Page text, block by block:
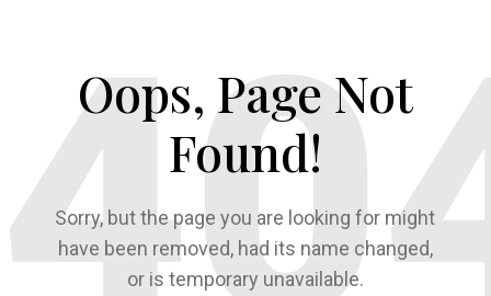
Oops, Page Not
Found!
Sorry, but the page you are looking for might
have been removed, had its name changed,
or is temporary unavailable.